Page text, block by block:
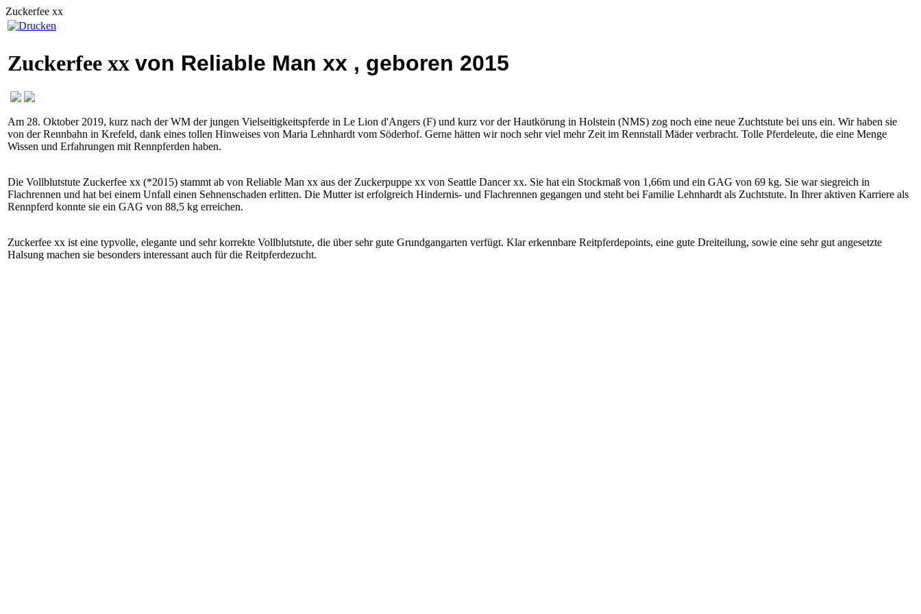
Zuckerfee xx
Zuckerfee xx von Reliable Man xx , geboren 2015
Am 28. Oktober 2019, kurz nach der WM der jungen Vielseitigkeitspferde in Le Lion d'Angers (F) und kurz vor der Hautkörung in Holstein (NMS) zog noch eine neue Zuchtstute bei uns ein. Wir haben sie
von der Rennbahn in Krefeld, dank eines tollen Hinweises von Maria Lehnhardt vom Söderhof. Gerne hätten wir noch sehr viel mehr Zeit im Rennstall Mäder verbracht. Tolle Pferdeleute, die eine Menge
Wissen und Erfahrungen mit Rennpferden haben.
Die Vollblutstute Zuckerfee xx (*2015) stammt ab von Reliable Man xx aus der Zuckerpuppe xx von Seattle Dancer xx. Sie hat ein Stockmaß von 1,66m und ein GAG von 69 kg. Sie war siegreich in
Flachrennen und hat bei einem Unfall einen Sehnenschaden erlitten. Die Mutter ist erfolgreich Hindernis- und Flachrennen gegangen und steht bei Familie Lehnhardt als Zuchtstute. In Ihrer aktiven Karriere als
Rennpferd konnte sie ein GAG von 88,5 kg erreichen.
Zuckerfee xx ist eine typvolle, elegante und sehr korrekte Vollblutstute, die über sehr gute Grundgangarten verfügt. Klar erkennbare Reitpferdepoints, eine gute Dreiteilung, sowie eine sehr gut angesetzte
Halsung machen sie besonders interessant auch für die Reitpferdezucht.